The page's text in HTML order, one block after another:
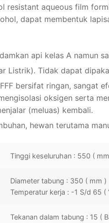
resistant aqueous film
dapat membentuk
api kelas A namun
Listrik). Tidak dapat
bersifat ringan, sangat
oksigen serta
(meluas) kembali.
hewan terutama
Tinggi keseluruhan : 550 (
Diameter tabung : 350 ( mm )
Temperatur kerja : -1 S/d 65 (
Tekanan dalam tabung : 15 (